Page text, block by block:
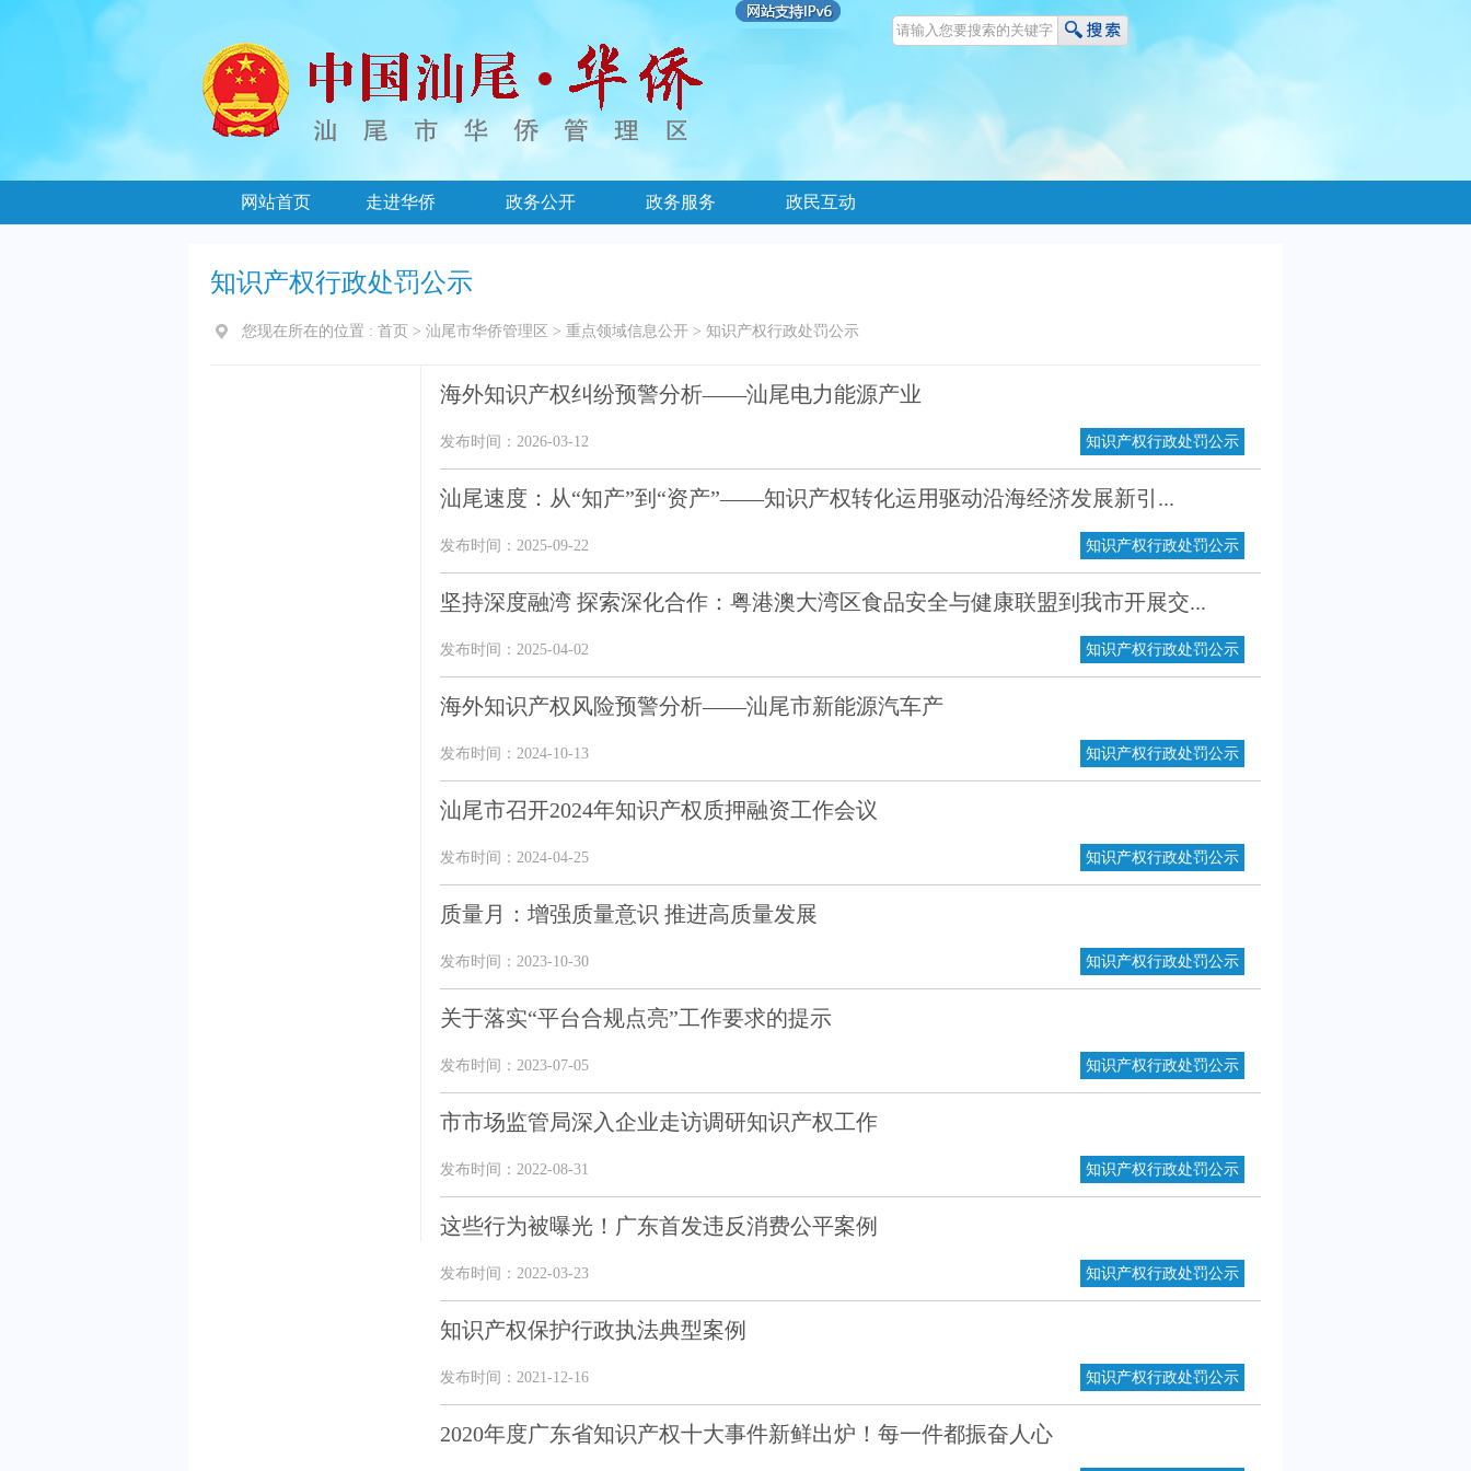
网站首页 走进华侨 政务公开 政务服务 政民互动
知识产权行政处罚公示
您现在所在的位置 : 首页 > 汕尾市华侨管理区 > 重点领域信息公开 > 知识产权行政处罚公示
海外知识产权纠纷预警分析——汕尾电力能源产业
发布时间：2026-03-12 知识产权行政处罚公示
汕尾速度：从“知产”到“资产”——知识产权转化运用驱动沿海经济发展新引...
发布时间：2025-09-22 知识产权行政处罚公示
坚持深度融湾 探索深化合作：粤港澳大湾区食品安全与健康联盟到我市开展交...
发布时间：2025-04-02 知识产权行政处罚公示
海外知识产权风险预警分析——汕尾市新能源汽车产
发布时间：2024-10-13 知识产权行政处罚公示
汕尾市召开2024年知识产权质押融资工作会议
发布时间：2024-04-25 知识产权行政处罚公示
质量月：增强质量意识 推进高质量发展
发布时间：2023-10-30 知识产权行政处罚公示
关于落实“平台合规点亮”工作要求的提示
发布时间：2023-07-05 知识产权行政处罚公示
市市场监管局深入企业走访调研知识产权工作
发布时间：2022-08-31 知识产权行政处罚公示
这些行为被曝光！广东首发违反消费公平案例
发布时间：2022-03-23 知识产权行政处罚公示
知识产权保护行政执法典型案例
发布时间：2021-12-16 知识产权行政处罚公示
2020年度广东省知识产权十大事件新鲜出炉！每一件都振奋人心